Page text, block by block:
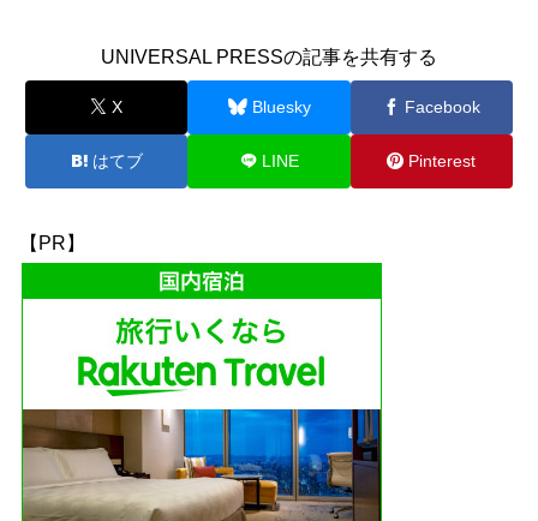
UNIVERSAL PRESSの記事を共有する
X Bluesky Facebook
はてブ LINE Pinterest
【PR】